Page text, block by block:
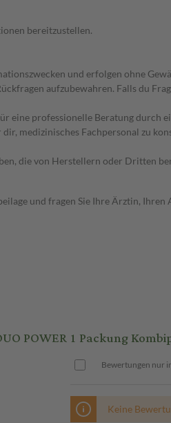
bereitzustellen.
und erfolgen ohne
aufzubewahren. Falls du
eine professionelle Beratung
medizinisches Fachpersonal zu
die von Herstellern oder Dritten
und fragen Sie Ihre Ärztin,
POWER 1 Packung
Bewertungen nur
Keine